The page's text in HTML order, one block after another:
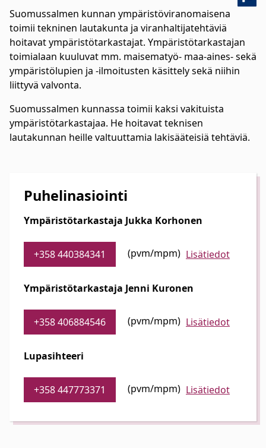
Suomussalmen kunnan ympäristöviranomaisena
toimii tekninen lautakunta ja viranhaltijatehtäviä
hoitavat ympäristötarkastajat. Ympäristötarkastajan
toimialaan kuuluvat mm. maisematyö- maa-aines- sekä
ympäristölupien ja -ilmoitusten käsittely sekä niihin
liittyvä valvonta.
Suomussalmen kunnassa toimii kaksi vakituista
ympäristötarkastajaa. He hoitavat teknisen
lautakunnan heille valtuuttamia lakisääteisiä tehtäviä.
Puhelinasiointi
Ympäristötarkastaja Jukka Korhonen
+358 440384341 (pvm/mpm) Lisätiedot
Ympäristötarkastaja Jenni Kuronen
+358 406884546 (pvm/mpm) Lisätiedot
Lupasihteeri
+358 447773371 (pvm/mpm) Lisätiedot